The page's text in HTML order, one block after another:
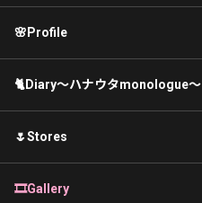
🌸Profile
🐈Diary〜ハナウタmonologue〜
🌷Stores
🎞Gallery